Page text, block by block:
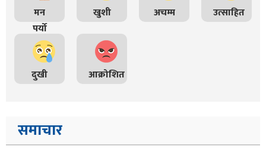
मन
पर्यो
खुशी अचम्म उत्साहित
दुखी आक्रोशित
समाचार